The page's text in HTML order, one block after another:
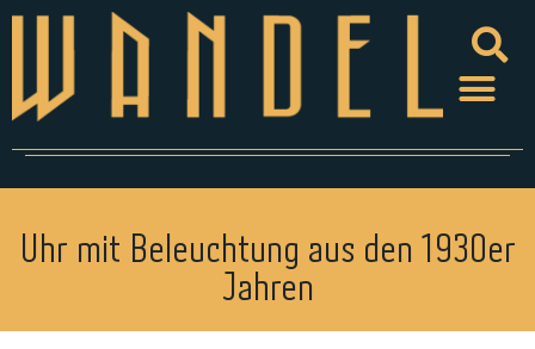
Uhr mit Beleuchtung aus den 1930er
Jahren